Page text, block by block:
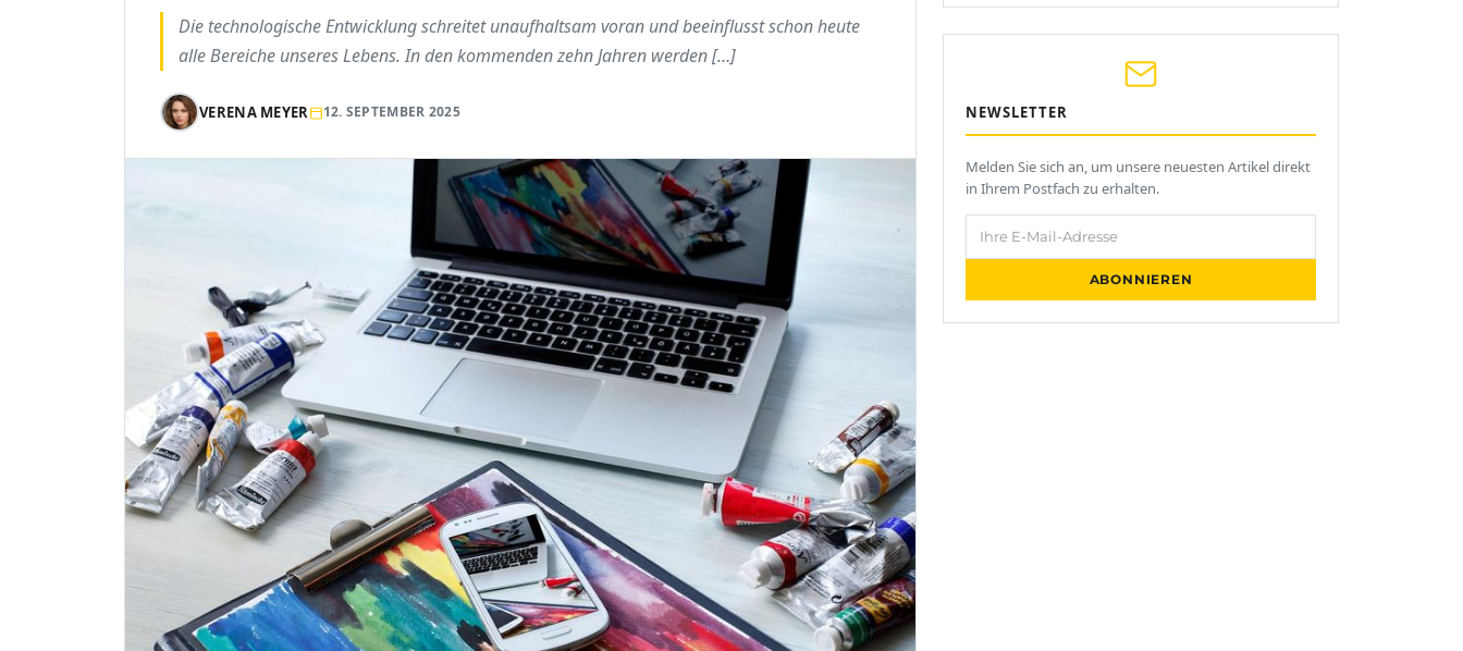
Die technologische Entwicklung schreitet unaufhaltsam voran und beeinflusst schon heute
alle Bereiche unseres Lebens. In den kommenden zehn Jahren werden […]
VERENA MEYER 12. SEPTEMBER 2025 NEWSLETTER
Melden Sie sich an, um unsere neuesten Artikel direkt
in Ihrem Postfach zu erhalten.
Ihre E-Mail-Adresse
ABONNIEREN